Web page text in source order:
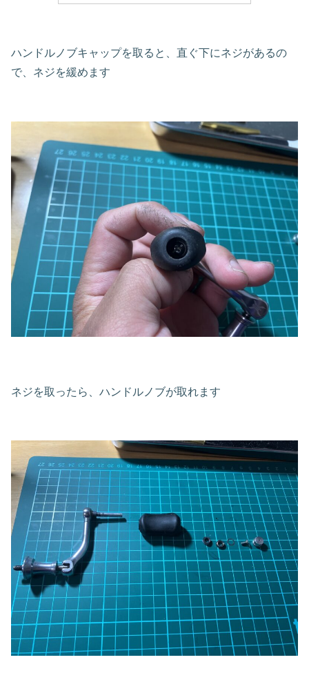
ハンドルノブキャップを取ると、直ぐ下にネジがあるの
で、ネジを緩めます
ネジを取ったら、ハンドルノブが取れます